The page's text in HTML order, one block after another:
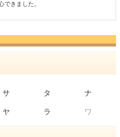
商品が早く届いたのでよかったです。ま
サ タ ナ
ヤ ラ ワ